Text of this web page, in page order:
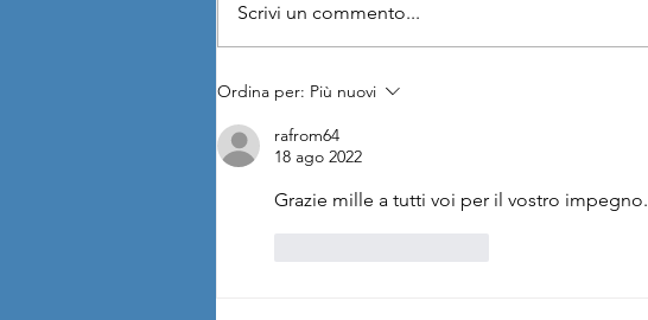
Trattativa ASST Brianza:
e tutele. Ecco le principali
novità
Scrivi un commento...
Ordina per: Più nuovi
rafrom64
18 ago 2022
Grazie mille a tutti voi per il vostro impegno.